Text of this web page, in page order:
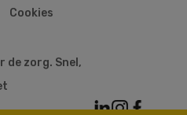
Cookies
de zorg. Snel,